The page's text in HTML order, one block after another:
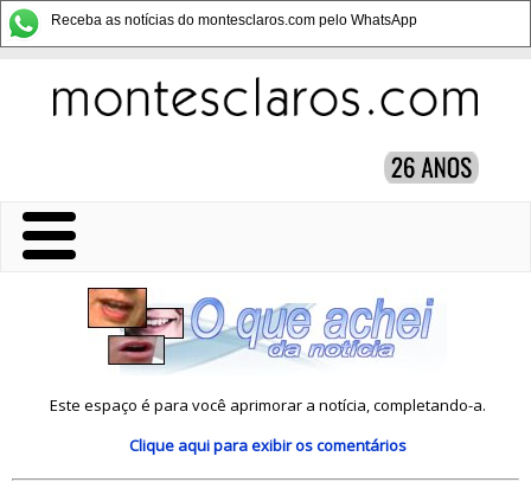
Receba as notícias do montesclaros.com pelo WhatsApp
Este espaço é para você aprimorar a notícia, completando-a.
Clique aquipara exibir os comentários